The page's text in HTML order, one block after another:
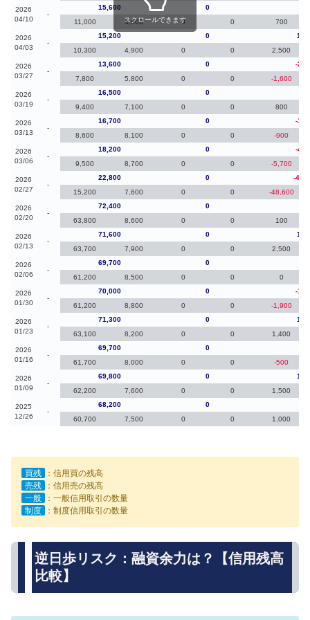
2026
04/10
-
15,600 0
11,000
4,600 0 0 700
2026
04/03
-
15,200 0
10,300
4,900 0 0 2,500
2026
03/27
-
13,600 0
-
7,800
5,800 0 0 -1,600
2026
03/19
-
16,500 0
9,400
7,100 0 0 800
2026
03/13
-
16,700 0
-
8,600
8,100 0 0 -900
2026
03/06
-
18,200 0
-
9,500
8,700 0 0 -5,700
2026
02/27
-
22,800 0
-
15,200
7,600 0 0 -48,600
2026
02/20
-
72,400 0
63,800
8,600 0 0 100
2026
02/13
-
71,600 0
63,700
7,900 0 0 2,500
2026
02/06
-
69,700 0
61,200
8,500 0 0 0
2026
01/30
-
70,000 0
-
61,200
8,800 0 0 -1,900
2026
01/23
-
71,300 0
63,100
8,200 0 0 1,400
2026
01/16
-
69,700 0
61,700
8,000 0 0 -500
2026
01/09
-
69,800 0
62,200
7,600 0 0 1,500
2025
12/26
-
68,200 0
60,700
7,500 0 0 1,000
スクロールできます
買残
：信用買の残高
売残
：信用売の残高
一般
：一般信用取引の数量
制度
：制度信用取引の数量
逆日歩リスク：融資余力は？【信用残高
比較】